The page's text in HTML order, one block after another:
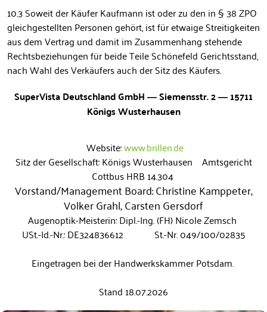
10.3 Soweit der Käufer Kaufmann ist oder zu den in § 38 ZPO
gleichgestellten Personen gehört, ist für etwaige Streitigkeiten
aus dem Vertrag und damit im Zusammenhang stehende
Rechtsbeziehungen für beide Teile Schönefeld Gerichtsstand,
nach Wahl des Verkäufers auch der Sitz des Käufers.
SuperVista Deutschland GmbH —Siemensstr. 2 — 15711
Königs Wusterhausen
Website:www.brillen.de
Sitz der Gesellschaft: Königs Wusterhausen Amtsgericht
Cottbus HRB 14.304
Vorstand/Management Board: Christine Kamppeter,
Volker Grahl, Carsten Gersdorf
Augenoptik-Meisterin: Dipl.-Ing. (FH) Nicole Zemsch
USt.-Id.-Nr.: DE324836612 St.-Nr. 049/100/02835
Eingetragen bei der Handwerkskammer Potsdam.
Stand 18.07.2026